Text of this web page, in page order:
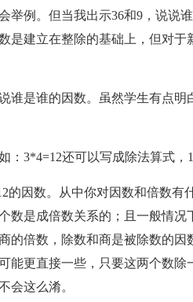
例。但当我出示36和9，说说
是建立在整除的基础上，但对于
是谁的因数。虽然学生有点明
3*4=12还可以写成除法算式，
因数。从中你对因数和倍数有
数是成倍数关系的；且一般情况
的倍数，除数和商是被除数的因
更直接一些，只要这两个数除
会这么淆。